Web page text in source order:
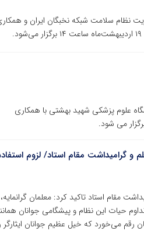
نظام سلامت شبکه نخبگان ایران و
علوم پزشکی شهید بهشتی با همکاری
می شود.
گرامیداشت مقام استاد/ لزوم
مقام استاد تاکید کرد: معلمان
حیات این نظام و پیشگامی جوانان
رقم می‌خورد که خیل عظیم جوانان ایثارگر